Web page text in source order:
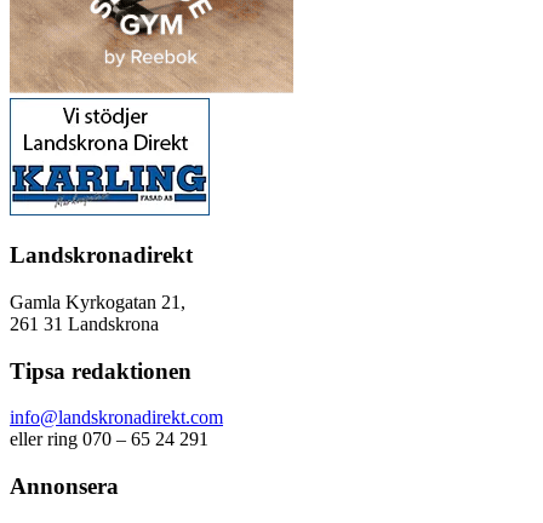
Landskronadirekt
Gamla Kyrkogatan 21,
261 31 Landskrona
Tipsa redaktionen
info@landskronadirekt.com
eller ring 070 – 65 24 291
Annonsera